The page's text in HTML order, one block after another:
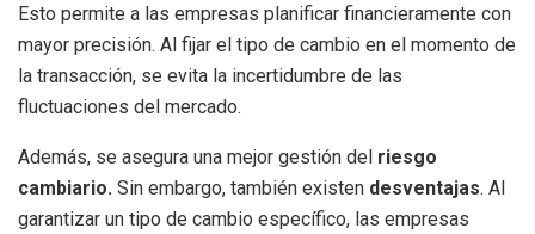
Esto permite a las empresas planificar financieramente con
mayor precisión. Al fijar el tipo de cambio en el momento de
la transacción, se evita la incertidumbre de las
fluctuaciones del mercado.
Además, se asegura una mejor gestión del riesgo
cambiario. Sin embargo, también existen desventajas. Al
garantizar un tipo de cambio específico, las empresas